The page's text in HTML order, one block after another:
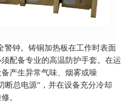
警钟。铸铜加热板在工作时表面
配备专业的高温防护手套。在运
产生异常气味、烟雾或噪
断总电源”，并在设备充分冷却
。